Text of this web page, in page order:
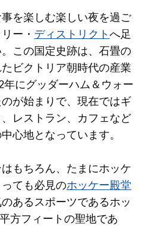
を楽しむ楽しい夜を過ご
ー・ ディストリクトへ足
この国定史跡は、石畳の
ビクトリア朝時代の産業
にグッダーハム＆ウォー
が始まりで、現在ではギ
レストラン、カフェなど
心地となっています。
もちろん、たまにホッケ
ても必見のホッケー殿堂
あるスポーツであるホッ
方フィートの聖地であ